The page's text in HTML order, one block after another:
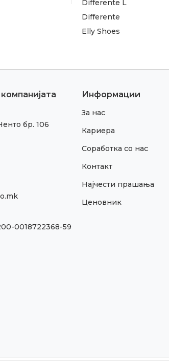
Differente L
Differente
Elly Shoes
бр. 106
0018722368-59
Информации
За нас
Кариера
Соработка со нас
Контакт
Најчести прашања
Ценовник